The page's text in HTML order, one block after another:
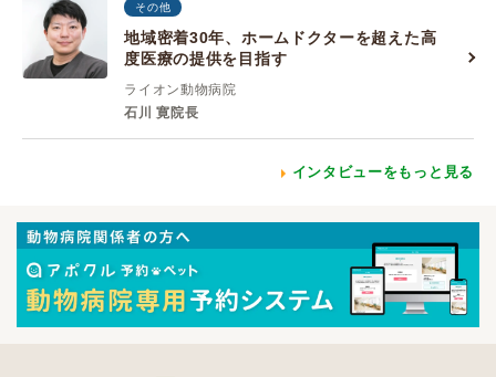
その他
地域密着30年、ホームドクターを超えた高
度医療の提供を目指す
ライオン動物病院
石川 寛院長
インタビューをもっと見る